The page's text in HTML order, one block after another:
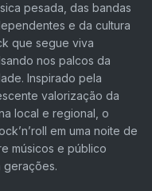
pesada, das bandas
e da cultura
que segue viva
nos palcos da
Inspirado pela
valorização da
local e regional, o
em uma noite de
músicos e público
gerações.